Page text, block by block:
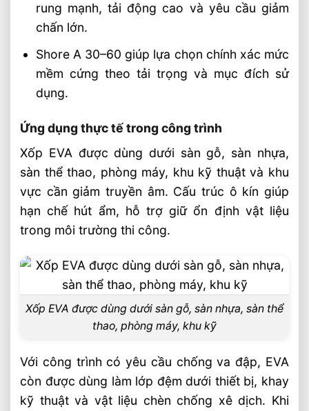
rung mạnh, tải động cao và yêu cầu giảm
chấn lớn.
Shore A 30–60 giúp lựa chọn chính xác mức
mềm cứng theo tải trọng và mục đích sử
dụng.
Ứng dụng thực tế trong công trình
Xốp EVA được dùng dưới sàn gỗ, sàn nhựa,
sàn thể thao, phòng máy, khu kỹ thuật và khu
vực cần giảm truyền âm. Cấu trúc ô kín giúp
hạn chế hút ẩm, hỗ trợ giữ ổn định vật liệu
trong môi trường thi công.
Xốp EVA được dùng dưới sàn gỗ, sàn nhựa, sàn thể
thao, phòng máy, khu kỹ
Với công trình có yêu cầu chống va đập, EVA
còn được dùng làm lớp đệm dưới thiết bị, khay
kỹ thuật và vật liệu chèn chống xê dịch. Khi